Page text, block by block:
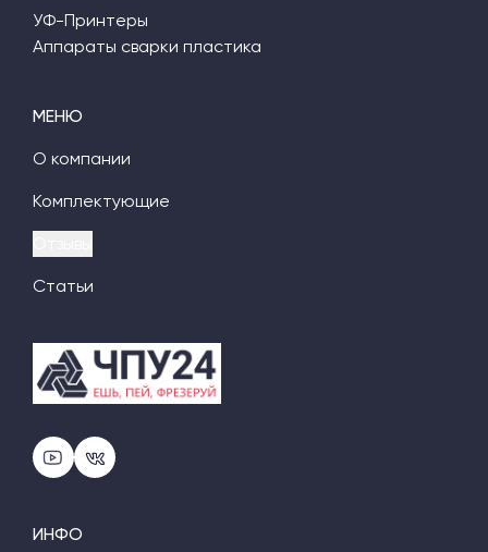
МЕНЮ
О компании
Комплектующие
Статьи
УФ-Принтеры
Аппараты сварки пластика
ИНФО